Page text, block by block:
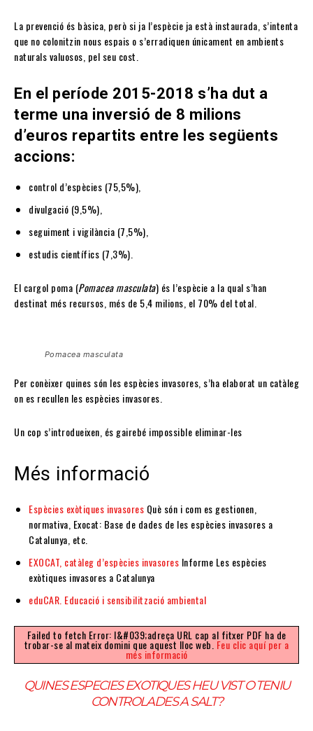
La prevenció és bàsica, però si ja l’espècie ja està instaurada, s’intenta
que no colonitzin nous espais o s’erradiquen únicament en ambients
naturals valuosos, pel seu cost.
En el període 2015-2018 s’ha dut a
terme una inversió de 8 milions
d’euros repartits entre les següents
accions:
control d’espècies (75,5%),
divulgació (9,5%),
seguiment i vigilància (7,5%),
estudis científics (7,3%).
El cargol poma (Pomacea masculata) és l’espècie a la qual s’han
destinat més recursos, més de 5,4 milions, el 70% del total.
Pomacea masculata
Per conèixer quines són les espècies invasores, s’ha elaborat un catàleg
on es recullen les espècies invasores.
Un cop s’introdueixen, és gairebé impossible eliminar-les
Més informació
Espècies exòtiques invasores Què són i com es gestionen,
normativa, Exocat: Base de dades de les espècies invasores a
Catalunya, etc.
EXOCAT, catàleg d’espècies invasores Informe Les espècies
exòtiques invasores a Catalunya
eduCAR. Educació i sensibilització ambiental
Failed to fetch Error: l&#039;adreça URL cap al fitxer PDF ha de
trobar-se al mateix domini que aquest lloc web.Feu clic aquí per a
més informació
QUINES ESPECIES EXOTIQUES HEU VIST O TENIU
CONTROLADES A SALT?